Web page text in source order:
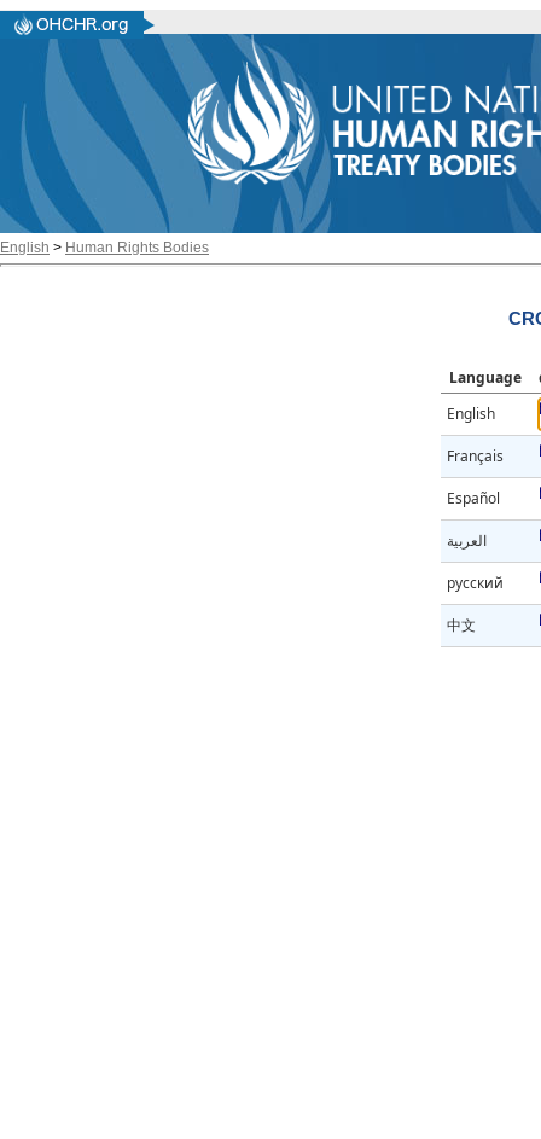
English > Human Rights Bodies
Language
English
Français
Español
العربية
русский
中文